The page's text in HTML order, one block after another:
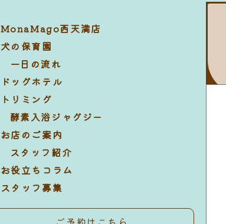
MonaMago西天満店
犬の保育園
一日の流れ
ドッグホテル
トリミング
酵素入浴ジャグジー
お店のご案内
スタッフ紹介
お役立ちコラム
スタッフ募集